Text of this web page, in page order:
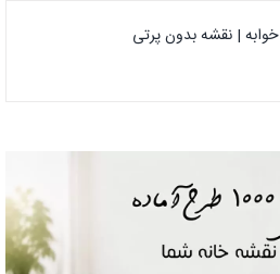
| نقشه بدون پرتی